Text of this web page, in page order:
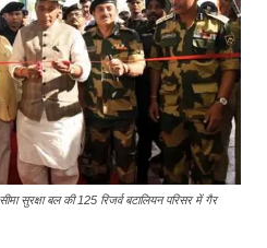
सुरक्षा बल की 125 रिजर्व बटालियन परिसर में गैर